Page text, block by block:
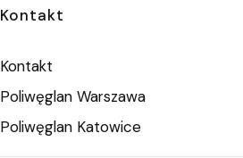
Linki w stopce
Kontakt
Kontakt
Poliwęglan Warszawa
Poliwęglan Katowice